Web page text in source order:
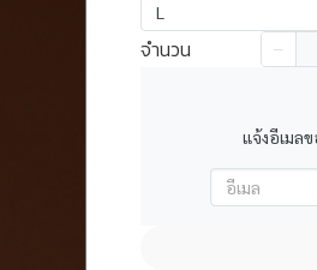
L
จำนวน
แจ้งอีเมล